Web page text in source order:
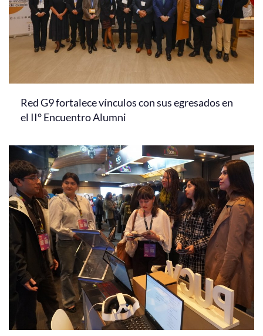
Red G9 fortalece vínculos con sus egresados en
el II° Encuentro Alumni